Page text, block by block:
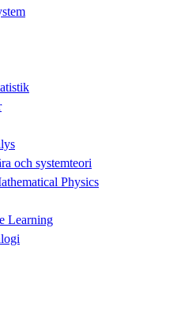
och systemteori
Physics
Learning